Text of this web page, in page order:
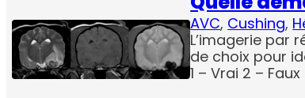
AVC, Cushing,
L’imagerie par
de choix pour
1 – Vrai 2 – Faux